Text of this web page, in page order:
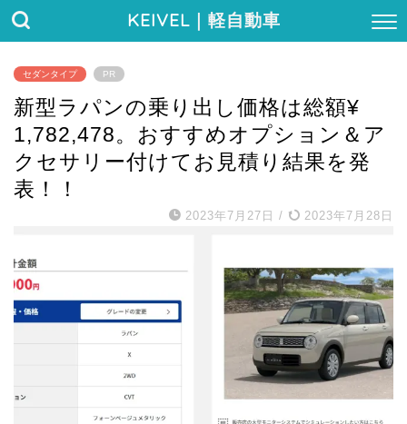
KEIVEL｜軽自動車
セダンタイプ PR
新型ラパンの乗り出し価格は総額¥
1,782,478。おすすめオプション＆ア
クセサリー付けてお見積り結果を発
表！！
2023年7月27日 / 2023年7月28日